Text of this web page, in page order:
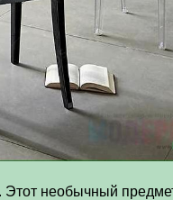
необычный